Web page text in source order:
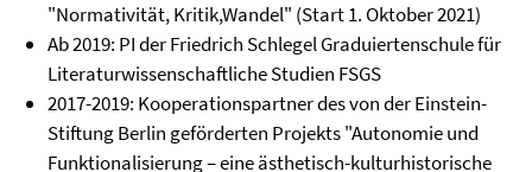
"Normativität, Kritik,Wandel" (Start 1. Oktober 2021)
Ab 2019: PI der Friedrich Schlegel Graduiertenschule für
Literaturwissenschaftliche Studien FSGS
2017-2019: Kooperationspartner des von der Einstein-
Stiftung Berlin geförderten Projekts "Autonomie und
Funktionalisierung – eine ästhetisch-kulturhistorische